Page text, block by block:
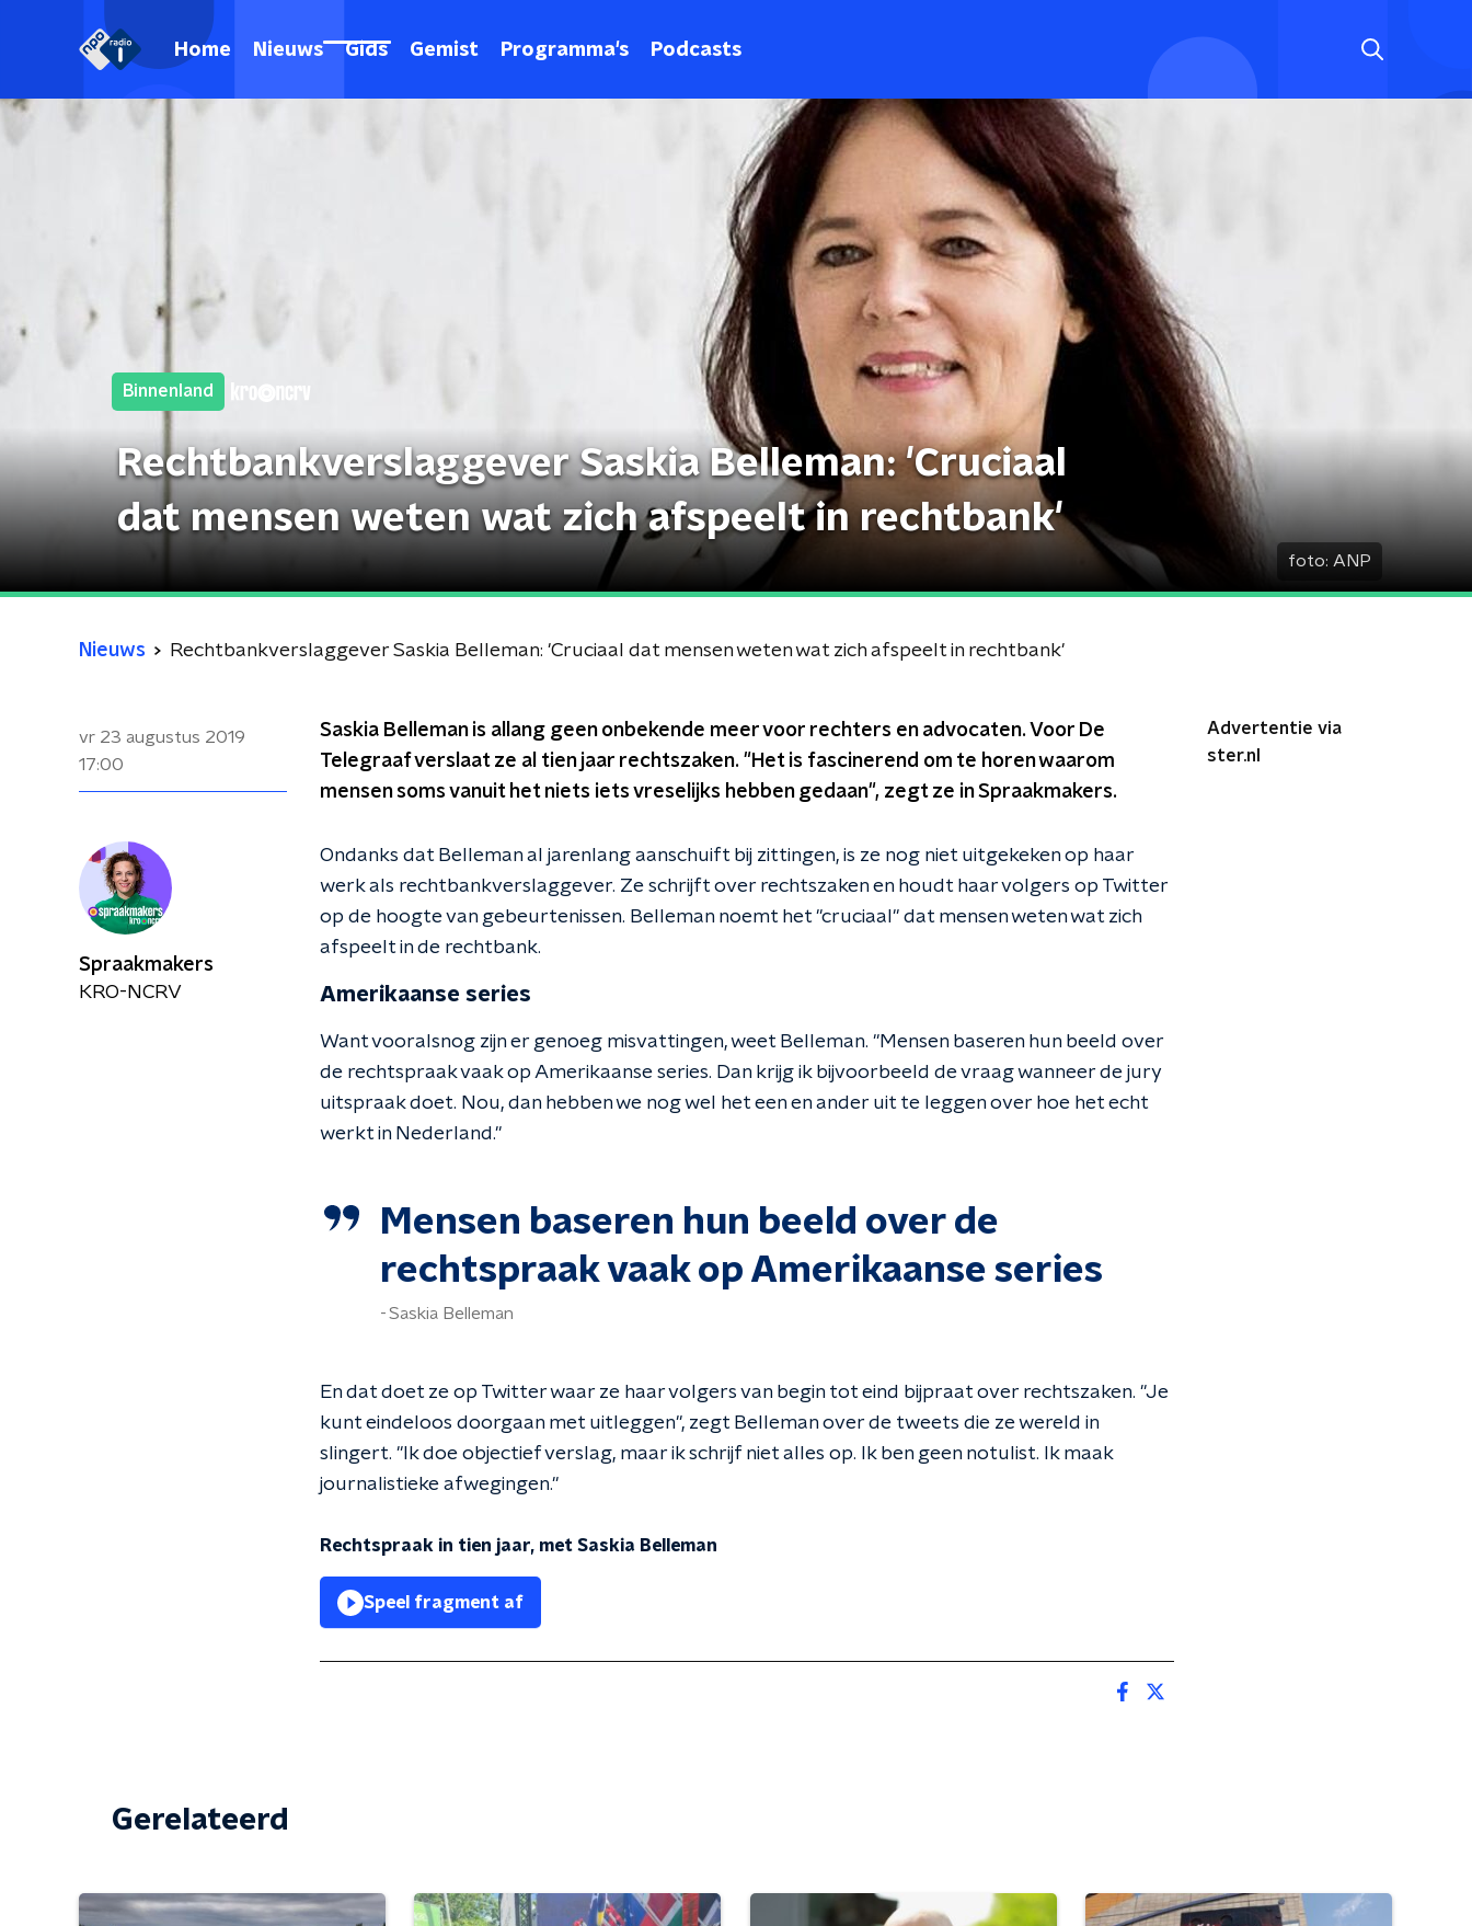
Home Nieuws Gids Gemist Programma's Podcasts
Binnenland
Rechtbankverslaggever Saskia Belleman: 'Cruciaal
dat mensen weten wat zich afspeelt in rechtbank'
foto: ANP
Nieuws Rechtbankverslaggever Saskia Belleman: 'Cruciaal dat mensen weten wat zich afspeelt in rechtbank'
vr 23 augustus 2019
17:00
Saskia Belleman is allang geen onbekende meer voor rechters en advocaten. Voor De
Telegraaf verslaat ze al tien jaar rechtszaken. "Het is fascinerend om te horen waarom
mensen soms vanuit het niets iets vreselijks hebben gedaan", zegt ze in Spraakmakers.
Ondanks dat Belleman al jarenlang aanschuift bij zittingen, is ze nog niet uitgekeken op haar
werk als rechtbankverslaggever. Ze schrijft over rechtszaken en houdt haar volgers op Twitter
op de hoogte van gebeurtenissen. Belleman noemt het "cruciaal" dat mensen weten wat zich
afspeelt in de rechtbank.
Amerikaanse series
Want vooralsnog zijn er genoeg misvattingen, weet Belleman. "Mensen baseren hun beeld over
de rechtspraak vaak op Amerikaanse series. Dan krijg ik bijvoorbeeld de vraag wanneer de jury
uitspraak doet. Nou, dan hebben we nog wel het een en ander uit te leggen over hoe het echt
werkt in Nederland."
Mensen baseren hun beeld over de
rechtspraak vaak op Amerikaanse series
Saskia Belleman
En dat doet ze op Twitter waar ze haar volgers van begin tot eind bijpraat over rechtszaken. "Je
kunt eindeloos doorgaan met uitleggen", zegt Belleman over de tweets die ze wereld in
slingert. "Ik doe objectief verslag, maar ik schrijf niet alles op. Ik ben geen notulist. Ik maak
journalistieke afwegingen."
Rechtspraak in tien jaar, met Saskia Belleman
Speel fragment af
Advertentie via
ster.nl
Spraakmakers
KRO-NCRV
Gerelateerd